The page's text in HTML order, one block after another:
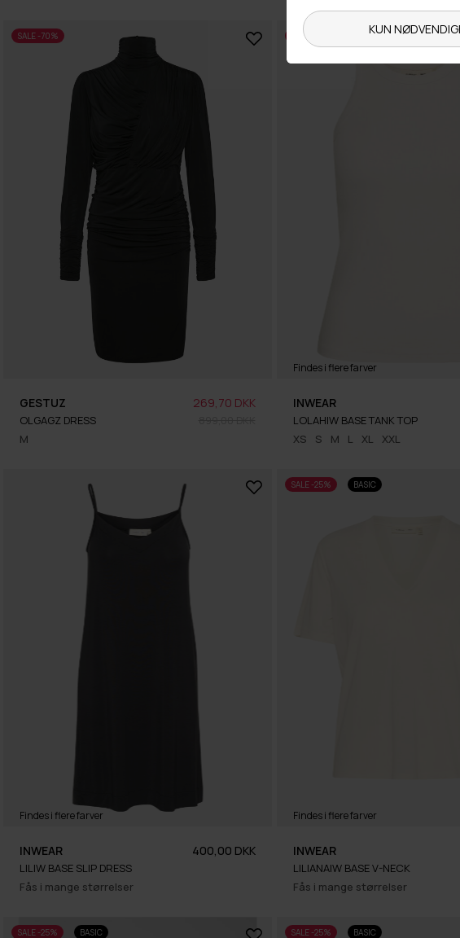
SALE -70%
M
GESTUZ
OLGAGZ DRESS
269,70 DKK
SALE -25% BASIC
Findes i flere farver
XS S M L XL XXL
INWEAR
LOLAHIW BASE TANK TOP
Findes i flere farver
Fås i mange størrelser
INWEAR
LILIW BASE SLIP DRESS
400,00 DKK
SALE -25% BASIC
Findes i flere farver
Fås i mange størrelser
INWEAR
LILIANAIW BASE V-NECK
SALE -25% BASIC SALE -25% BASIC